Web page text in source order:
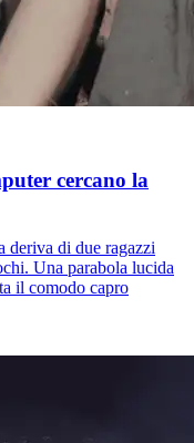
cercano la
deriva di due ragazzi
Una parabola lucida
il comodo capro